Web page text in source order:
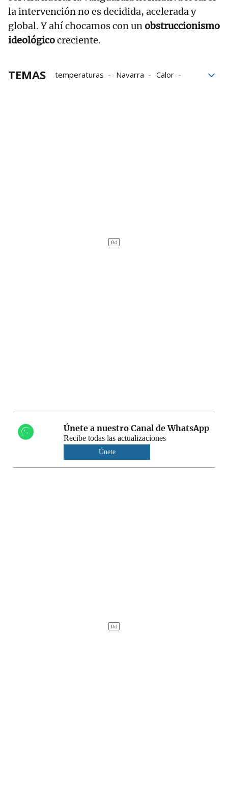
la intervención no es decidida, acelerada y
global. Y ahí chocamos con unobstruccionismo
ideológicocreciente.
TEMAS temperaturas Navarra
Calor
Únete a nuestro Canal de WhatsApp
Recibe todas las actualizaciones
Únete